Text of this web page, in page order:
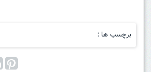
برچسب ها :